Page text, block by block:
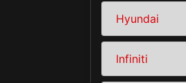
Hyundai
Infiniti